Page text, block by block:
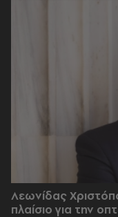
Λεωνίδας
πλαίσιο για την